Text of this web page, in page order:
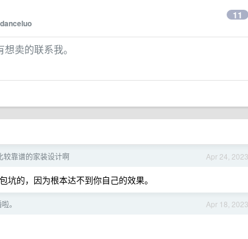
danceluo
11
卖的联系我。
Apr 24, 2023
较靠谱的家装设计啊
的，因为根本达不到你自己的效果。
Apr 18, 2023
。